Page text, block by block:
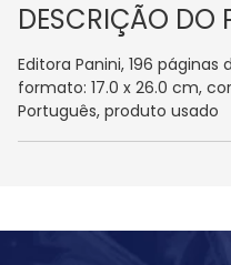
DESCRIÇÃO DO
Editora Panini, 196
formato: 17.0 x 26.0 cm,
Português, produto usado